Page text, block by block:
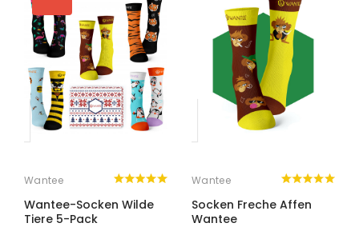
Wantee
Wantee-Socken Wilde
Tiere 5-Pack
Wantee
Socken Freche Affen
Wantee